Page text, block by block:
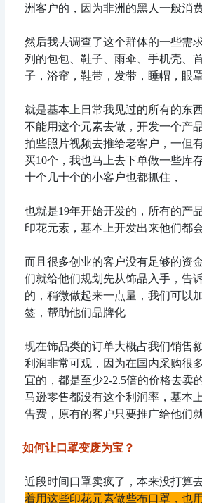
洲客户的，因为非洲的黑人一般消
然后我去调查了这个群体的一些需
列的包包、鞋子、雨伞、手机壳、
子，浴帘，鞋带，发带，睡帽，眼
就是基本上日常我见过的所有的东
不能用这个元素去做，开发一个产
拍些照片视频去推给老客户，一但
买10个，我也马上去下单做一些库
十个几十个的小客户也都抓住，
也就是19年开始开发的，所有的产
印花元素，基本上开发出来他们都会
而且很多创业的客户没有足够的资
们就给他们规划先从饰品入手，告
的，稍微做起来一点量，我们可以
签，帮助他们品牌化
现在饰品类的订单大概占我们销售
利润非常可观，因为在国内采购很
宜的，都是至少2-2.5倍的价格去卖
马逊零售都没有这个利润率，基本
告费，原有的客户只要推广给他们
如何让口罩变废为宝？
近段时间口罩卖疯了，本来没打算
着用这些印花元素做些布口罩，也